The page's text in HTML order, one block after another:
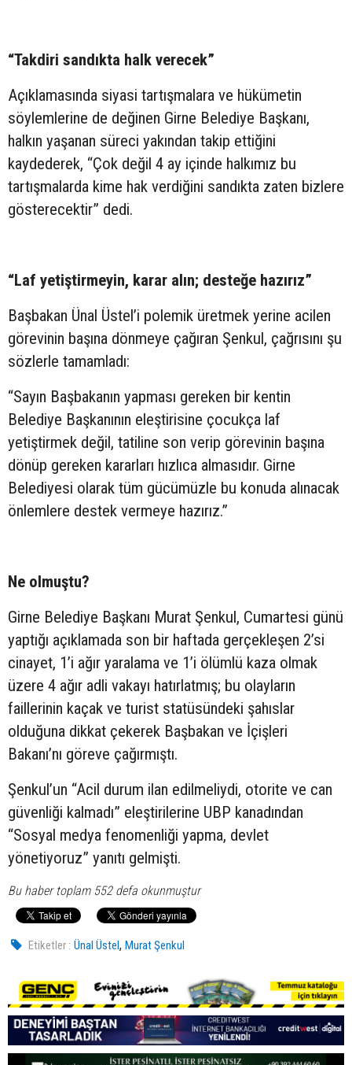
“Takdiri sandıkta halk verecek”
Açıklamasında siyasi tartışmalara ve hükümetin
söylemlerine de değinen Girne Belediye Başkanı,
halkın yaşanan süreci yakından takip ettiğini
kaydederek, “Çok değil 4 ay içinde halkımız bu
tartışmalarda kime hak verdiğini sandıkta zaten bizlere
gösterecektir” dedi.
“Laf yetiştirmeyin, karar alın; desteğe hazırız”
Başbakan Ünal Üstel’i polemik üretmek yerine acilen
görevinin başına dönmeye çağıran Şenkul, çağrısını şu
sözlerle tamamladı:
“Sayın Başbakanın yapması gereken bir kentin
Belediye Başkanının eleştirisine çocukça laf
yetiştirmek değil, tatiline son verip görevinin başına
dönüp gereken kararları hızlıca almasıdır. Girne
Belediyesi olarak tüm gücümüzle bu konuda alınacak
önlemlere destek vermeye hazırız.”
Ne olmuştu?
Girne Belediye Başkanı Murat Şenkul, Cumartesi günü
yaptığı açıklamada son bir haftada gerçekleşen 2’si
cinayet, 1’i ağır yaralama ve 1’i ölümlü kaza olmak
üzere 4 ağır adli vakayı hatırlatmış; bu olayların
faillerinin kaçak ve turist statüsündeki şahıslar
olduğuna dikkat çekerek Başbakan ve İçişleri
Bakanı’nı göreve çağırmıştı.
Şenkul’un “Acil durum ilan edilmeliydi, otorite ve can
güvenliği kalmadı” eleştirilerine UBP kanadından
“Sosyal medya fenomenliği yapma, devlet
yönetiyoruz” yanıtı gelmişti.
Bu haber toplam 552 defa okunmuştur
Etiketler : Ünal Üstel,Murat Şenkul